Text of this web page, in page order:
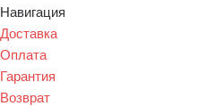
Навигация
Доставка
Оплата
Гарантия
Возврат